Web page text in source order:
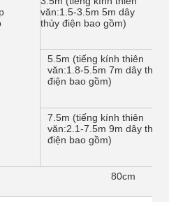
văn:1.5-3.5m 5m dây
thủy điện bao gồm)
5.5m (tiếng kính thiên
văn:1.8-5.5m 7m dây thủy
điện bao gồm)
7.5m (tiếng kính thiên
văn:2.1-7.5m 9m dây thủy
điện bao gồm)
80cm